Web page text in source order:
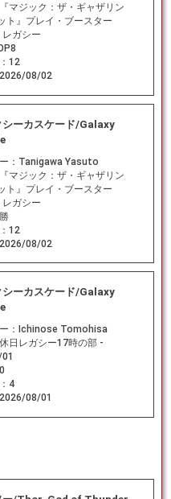
『マジック：ザ・ギャザリン
ト』プレイ・ブースター
ガシー
12
2026/08/02
シーカスケード/Galaxy
： Tanigawa Yasuto
『マジック：ザ・ギャザリン
ト』プレイ・ブースター
ガシー
12
2026/08/02
シーカスケード/Galaxy
： Ichinose Tomohisa
休日レガシー17時の部 -
4
2026/08/01